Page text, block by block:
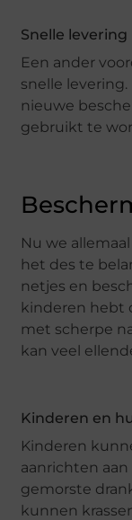
Snelle levering
Een ander
snelle
nieuwe
gebruikt te
Nu we
het des te
netjes en
kinderen hebt
met scherpe
kan veel
Kinderen en
Kinderen
aanrichten
gemorste
kunnen